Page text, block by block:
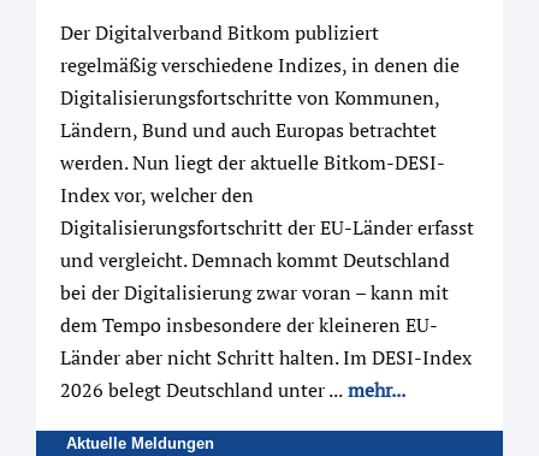
Der Digitalverband Bitkom publiziert
regelmäßig verschiedene Indizes, in denen die
Digitalisierungsfortschritte von Kommunen,
Ländern, Bund und auch Europas betrachtet
werden. Nun liegt der aktuelle Bitkom-DESI-
Index vor, welcher den
Digitalisierungsfortschritt der EU-Länder erfasst
und vergleicht. Demnach kommt Deutschland
bei der Digitalisierung zwar voran – kann mit
dem Tempo insbesondere der kleineren EU-
Länder aber nicht Schritt halten. Im DESI-Index
2026 belegt Deutschland unter ...mehr...
Aktuelle Meldungen